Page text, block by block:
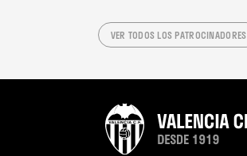
VER TODOS LOS PATROCINADORES